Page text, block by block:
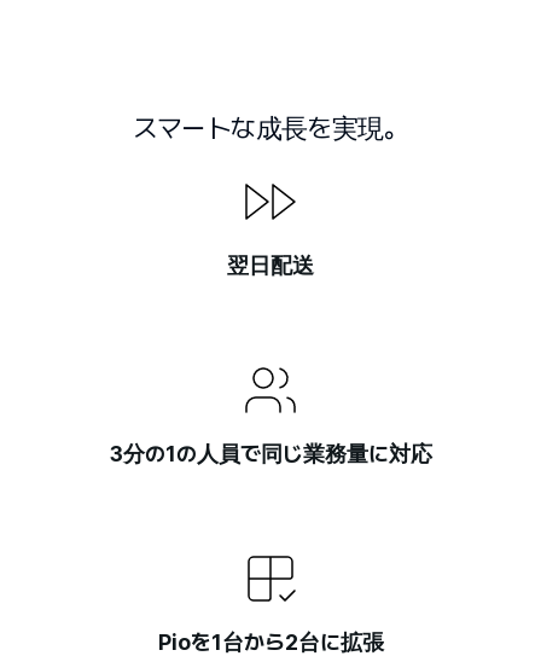
スマートな成長を実現。
翌日配送
3分の1の人員で同じ業務量に対応
Pioを1台から2台に拡張